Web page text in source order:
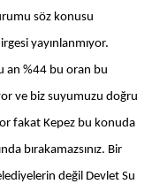
söz konusu
yayınlanmıyor.
an %44 bu oran bu
ve biz suyumuzu doğru
fakat Kepez bu konuda
bırakamazsınız. Bir
değil Devlet Su